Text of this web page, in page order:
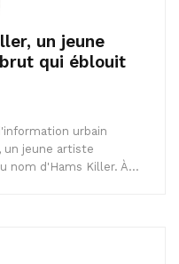
un jeune
qui éblouit
urbain
un jeune artiste
nom d'Hams Killer. À…